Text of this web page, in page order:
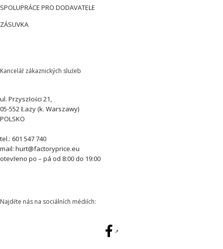
SPOLUPRÁCE PRO DODAVATELE
ZÁSUVKA
Kancelář zákaznických služeb
ul. Przyszłości 21,
05-552 Łazy (k. Warszawy)
POLSKO
tel.: 601 547 740
mail: hurt@factoryprice.eu
otevřeno po – pá od 8:00 do 19:00
Najděte nás na sociálních médiích: